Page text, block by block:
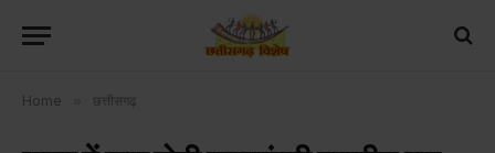
Home छत्तीसगढ़